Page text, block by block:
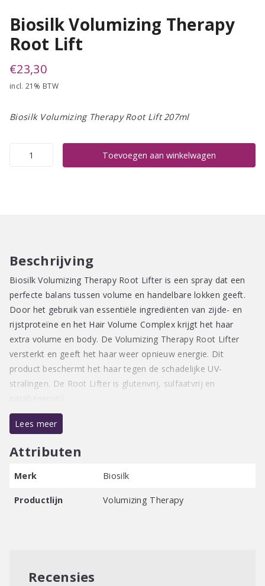
Biosilk Volumizing Therapy
Root Lift
€23,30
incl. 21% BTW
Biosilk Volumizing Therapy Root Lift 207ml
Biosilk
Toevoegen aan winkelwagen
Beschrijving
Biosilk Volumizing Therapy Root Lifter is een spray dat een
perfecte balans tussen volume en handelbare lokken geeft.
Door het gebruik van essentiële ingrediënten van zijde- en
rijstproteïne en het Hair Volume Complex krijgt het haar
extra volume en body. De Volumizing Therapy Root Lifter
versterkt en geeft het haar weer opnieuw energie. Dit
product beschermt het haar tegen de schadelijke UV-
stralingen. De Root Lifter is glutenvrij, sulfaatvrij en
Lees meer
Attributen
Merk Biosilk
Productlijn Volumizing Therapy
Recensies